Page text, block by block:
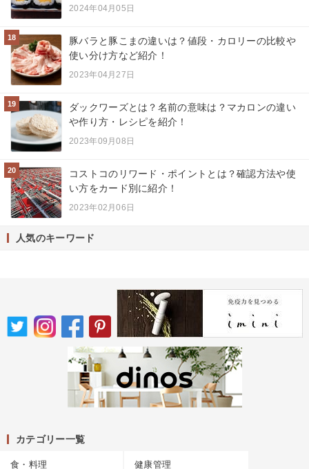
2024年04月05日
18
豚バラと豚こまの違いは？値段・カロリーの比較や
使い分け方など紹介！
2023年04月27日
19
ダックワーズとは？名前の意味は？マカロンの違い
や作り方・レシピを紹介！
2023年09月08日
20
コストコのリワード・ポイントとは？確認方法や使
い方をカード別に紹介！
2023年02月06日
人気のキーワード
カテゴリー一覧
食・料理 健康管理